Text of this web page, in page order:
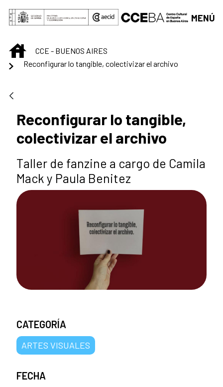
Saltar al contenido principal
MENÚ
INICIOCCE - BUENOS AIRES
Reconfigurar lo tangible, colectivizar el archivo
Reconfigurar lo tangible,
colectivizar el archivo
Taller de fanzine a cargo de Camila
Mack y Paula Benitez
CATEGORÍA
ARTES VISUALES
FECHA